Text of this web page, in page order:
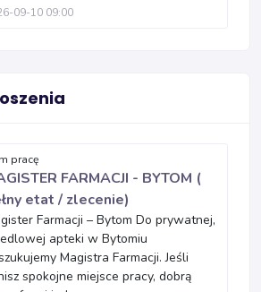
09-10 09:00
pracę
FARMACJI - BYTOM (
etat / zlecenie)
Farmacji – Bytom Do prywatnej,
apteki w Bytomiu
Magistra Farmacji. Jeśli
spokojne miejsce pracy, dobrą